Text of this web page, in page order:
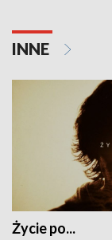
INNE
Życie po...